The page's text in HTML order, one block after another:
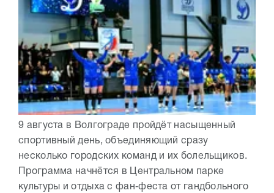
9 августа в Волгограде пройдёт насыщенный
спортивный день, объединяющий сразу
несколько городских команд и их болельщиков.
Программа начнётся в Центральном парке
культуры и отдыха с фан‑феста от гандбольного